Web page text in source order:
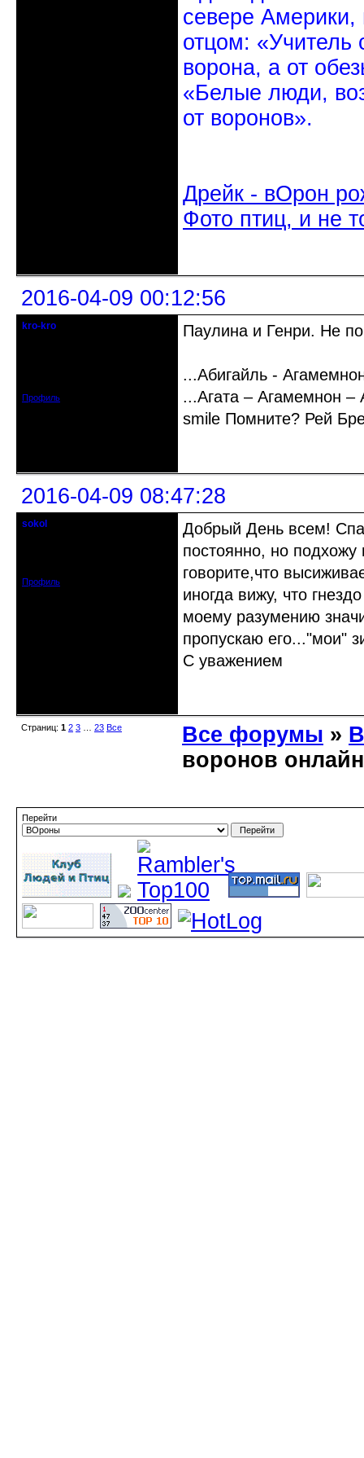
севере
отцом: «Учитель
ворона, а от
«Белые люди,
от воронов».
Дрейк - вОрон
Фото птиц, и не
2016-04-09 00:12:56
kro-kro
Профиль
Паулина и Генри. Не
...Абигайль -
...Агата – Агамемнон –
smile Помните? Рей
2016-04-09 08:47:28
sokol
Профиль
Добрый День всем!
постоянно, но
говорите,что
иногда вижу, что
моему разумению
пропускаю его..."мои"
С уважением
Страниц: 1 2 3 23 Все Все форумы »
воронов
Перейти